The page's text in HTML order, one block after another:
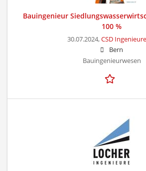
Bauingenieur
100 %
30.07.2024,CSD
Bern
Bauingenieurwesen